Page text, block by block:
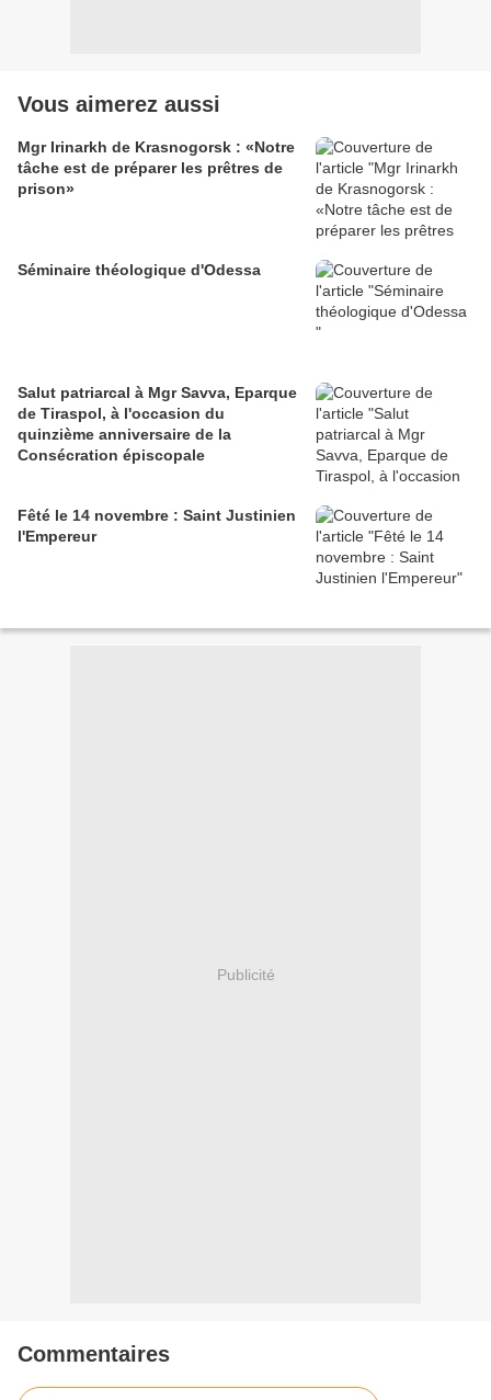
Vous aimerez aussi
Mgr Irinarkh de Krasnogorsk : «Notre
tâche est de préparer les prêtres de
prison»
Séminaire théologique d'Odessa
Salut patriarcal à Mgr Savva, Eparque
de Tiraspol, à l'occasion du
quinzième anniversaire de la
Consécration épiscopale
Fêté le 14 novembre : Saint Justinien
l'Empereur
Publicité
Commentaires